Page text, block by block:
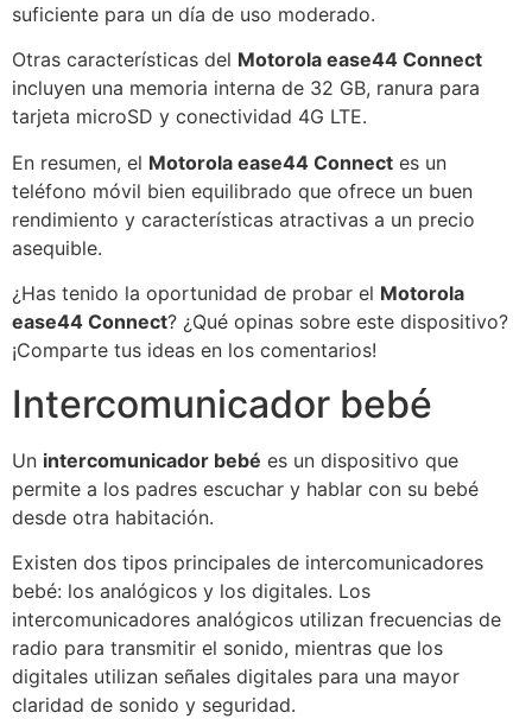
suficiente para un día de uso moderado.
Otras características del Motorola ease44 Connect
incluyen una memoria interna de 32 GB, ranura para
tarjeta microSD y conectividad 4G LTE.
En resumen, el Motorola ease44 Connect es un
teléfono móvil bien equilibrado que ofrece un buen
rendimiento y características atractivas a un precio
asequible.
¿Has tenido la oportunidad de probar el Motorola
ease44 Connect? ¿Qué opinas sobre este dispositivo?
¡Comparte tus ideas en los comentarios!
Intercomunicador bebé
Un intercomunicador bebé es un dispositivo que
permite a los padres escuchar y hablar con su bebé
desde otra habitación.
Existen dos tipos principales de intercomunicadores
bebé: los analógicos y los digitales. Los
intercomunicadores analógicos utilizan frecuencias de
radio para transmitir el sonido, mientras que los
digitales utilizan señales digitales para una mayor
claridad de sonido y seguridad.